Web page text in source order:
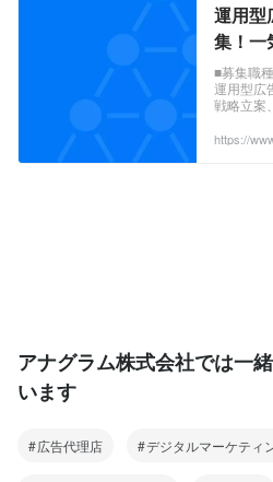
運用型
集！一
できる
株式会
グの採
■募集職
運用型広
戦略立案
https://
アナグラム株式会社では一
います
広告代理店 デジタルマーケティ